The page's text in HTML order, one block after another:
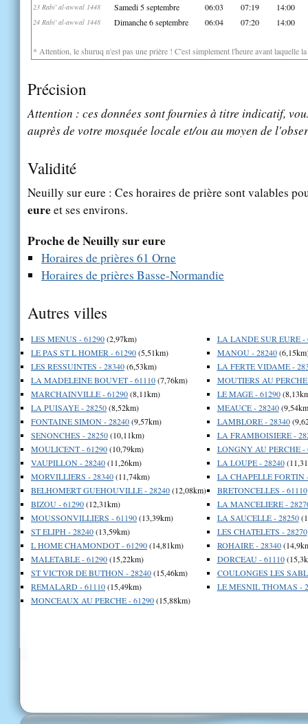
23 Rabi' al-awwal 1448 Samedi 5 septembre 06:03 07:19 14:00
24 Rabi' al-awwal 1448 Dimanche 6 septembre 06:04 07:20 14:00
* Attention, le shuruq n'est pas une prière ! C'est simplement l'heure avant laquelle
Précision
Attention : ces données sont fournies à titre indicatif,
auprès de votre mosquée locale et/ou au moyen de
Validité
Neuilly sur eure : Ces horaires de prière sont valables
eureet ses environs.
Proche de Neuilly sur eure
Horaires de prières 61 Orne
Horaires de prières Basse-Normandie
Autres villes
LES MENUS - 61290(2,97km)
LE PAS ST L HOMER - 61290(5,51km)
LES RESSUINTES - 28340(6,53km)
LA MADELEINE BOUVET - 61110(7,76km)
MARCHAINVILLE - 61290(8,11km)
LA PUISAYE - 28250(8,52km)
FONTAINE SIMON - 28240(9,57km)
SENONCHES - 28250(10,11km)
MOULICENT - 61290(10,79km)
VAUPILLON - 28240(11,26km)
MORVILLIERS - 28340(11,74km)
BELHOMERT GUEHOUVILLE - 28240(12,08km)
BIZOU - 61290(12,31km)
MOUSSONVILLIERS - 61190(13,39km)
ST ELIPH - 28240(13,59km)
L HOME CHAMONDOT - 61290(14,81km)
MALETABLE - 61290(15,22km)
ST VICTOR DE BUTHON - 28240(15,46km)
REMALARD - 61110(15,49km)
MONCEAUX AU PERCHE - 61290(15,88km)
LA LANDE SUR EURE -
MANOU - 28240
LA FERTE VIDAME -
MOUTIERS AU
LE MAGE - 61290
MEAUCE - 28240
LAMBLORE - 28340
LA FRAMBOISIERE -
LONGNY AU PERCHE -
LA LOUPE - 28240
LA CHAPELLE FORTIN
BRETONCELLES - 61110
LA MANCELIERE -
LA SAUCELLE - 28250
LES CHATELETS - 28270
ROHAIRE - 28340
DORCEAU - 61110
COULONGES LES
LE MESNIL THOMAS -